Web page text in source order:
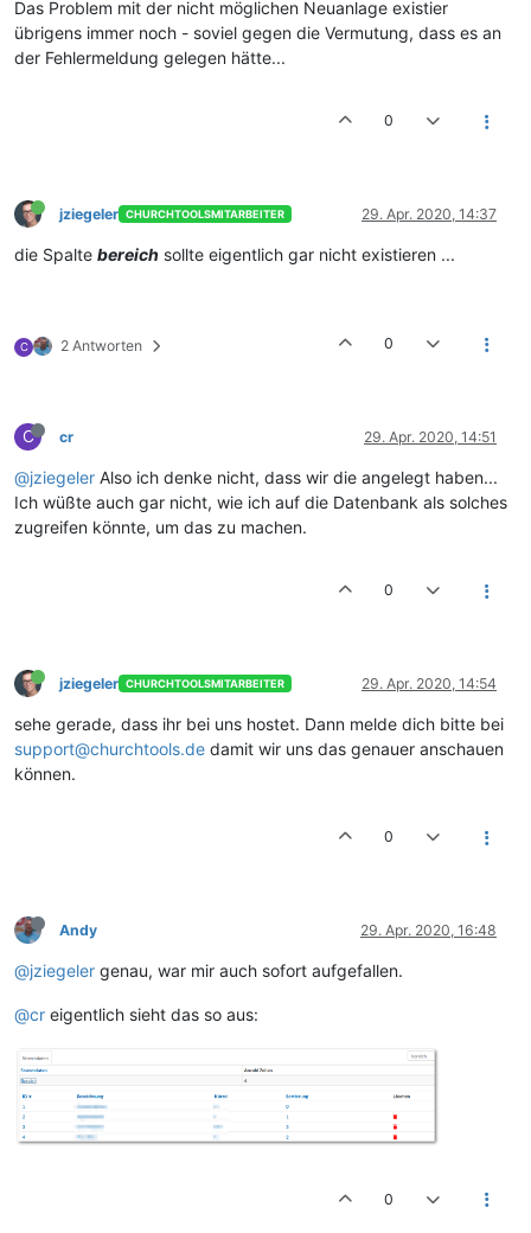
Das Problem mit der nicht möglichen Neuanlage existier
übrigens immer noch - soviel gegen die Vermutung, dass es an
der Fehlermeldung gelegen hätte...
0
jziegeler CHURCHTOOLSMITARBEITER 29. Apr. 2020, 14:37
die Spalte bereich sollte eigentlich gar nicht existieren ...
C 2 Antworten 0
C cr 29. Apr. 2020, 14:51
@jziegeler Also ich denke nicht, dass wir die angelegt haben...
Ich wüßte auch gar nicht, wie ich auf die Datenbank als solches
zugreifen könnte, um das zu machen.
0
jziegeler CHURCHTOOLSMITARBEITER 29. Apr. 2020, 14:54
sehe gerade, dass ihr bei uns hostet. Dann melde dich bitte bei
support@churchtools.de damit wir uns das genauer anschauen
können.
0
Andy 29. Apr. 2020, 16:48
@jziegeler genau, war mir auch sofort aufgefallen.
@cr eigentlich sieht das so aus:
0